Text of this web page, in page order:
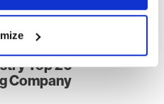
Top 20
Company